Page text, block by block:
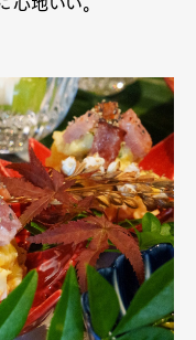
Pen tw
心地いい。